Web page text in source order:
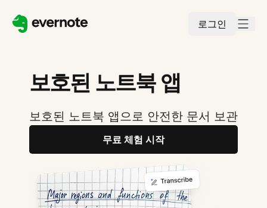
로그인
보호된 노트북 앱
보호된 노트북 앱으로 안전한 문서 보관
무료 체험 시작